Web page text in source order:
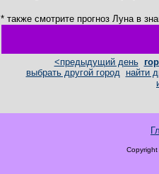
* также смотрите прогноз Луна в
<предыдущий день
выбрать другой город
найти